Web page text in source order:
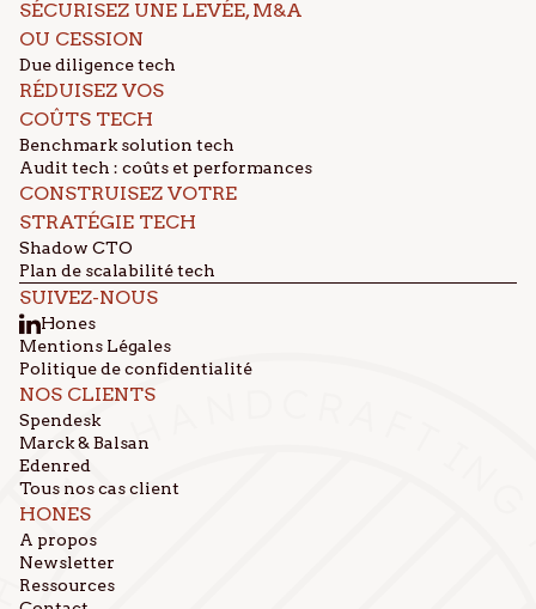
SÉCURISEZ UNE LEVÉE, M&A
OU CESSION
Due diligence tech
RÉDUISEZ VOS
COÛTS TECH
Benchmark solution tech
Audit tech : coûts et performances
CONSTRUISEZ VOTRE
STRATÉGIE TECH
Shadow CTO
Plan de scalabilité tech
SUIVEZ-NOUS
Hones
Mentions Légales
Politique de confidentialité
NOS CLIENTS
Spendesk
Marck & Balsan
Edenred
Tous nos cas client
HONES
A propos
Newsletter
Ressources